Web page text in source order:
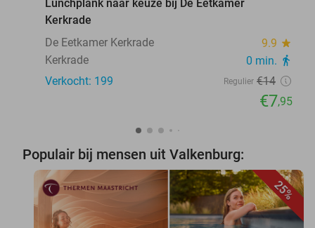
Lunchplank naar keuze bij De Eetkamer
Kerkrade
De Eetkamer Kerkrade
9.9 star
Kerkrade 0 min. directions_walk
Verkocht: 199 Regulier €14
€7,95
Populair bij mensen uit Valkenburg:
25%